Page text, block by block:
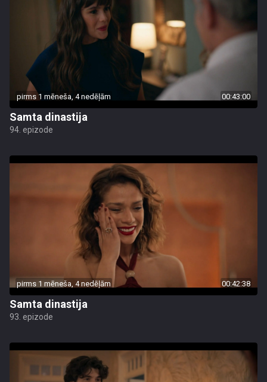
pirms 1 mēneša, 4 nedēļām 00:43:00
Samta dinastija
94. epizode
pirms 1 mēneša, 4 nedēļām 00:42:38
Samta dinastija
93. epizode